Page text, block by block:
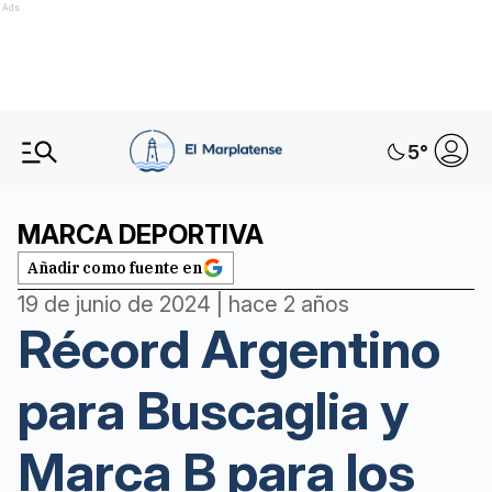
Ads
5°
MARCA DEPORTIVA
Añadir como fuente en
19 de junio de 2024 | hace 2 años
Récord Argentino
para Buscaglia y
Marca B para los